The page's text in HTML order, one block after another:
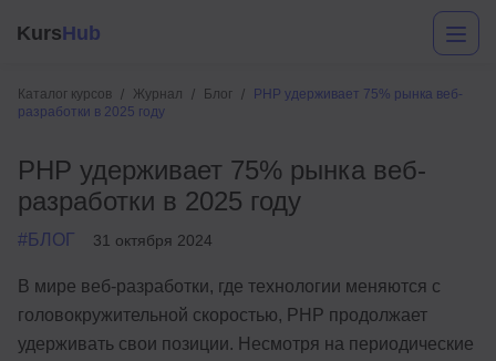
KursHub
Каталог курсов Журнал Блог
PHP удерживает 75% рынка веб-
разработки в 2025 году
PHP удерживает 75% рынка веб-
разработки в 2025 году
#БЛОГ 31 октября 2024
В мире веб-разработки, где технологии меняются с
головокружительной скоростью, PHP продолжает
удерживать свои позиции. Несмотря на периодические
Маркетинг